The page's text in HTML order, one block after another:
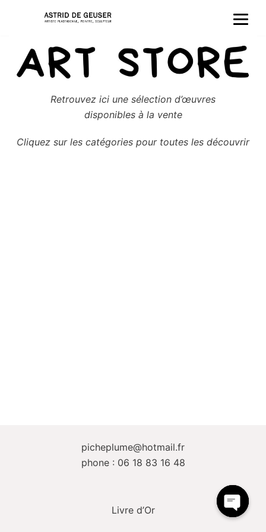
contenu
Retrouvez ici une sélection d’œuvres
disponibles à la vente
Cliquez sur les catégories pour toutes les découvrir
picheplume@hotmail.fr
phone : 06 18 83 16 48
Livre d’Or